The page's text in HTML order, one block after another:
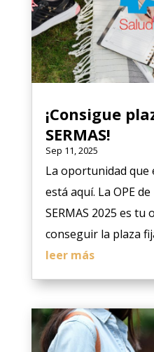
¡Consigue
SERMAS!
Sep 11, 2025
La oportunidad que
está aquí. La OPE
SERMAS 2025 es
conseguir la plaza
leer más